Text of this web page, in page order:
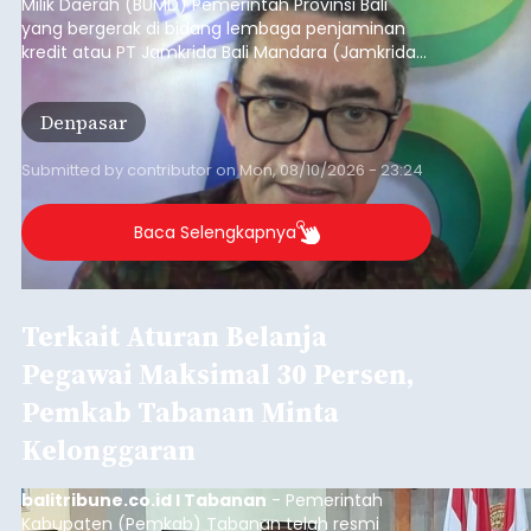
Milik Daerah (BUMD) Pemerintah Provinsi Bali
yang bergerak di bidang lembaga penjaminan
kredit atau PT Jamkrida Bali Mandara (Jamkrida
Bali) telah mencatatkan penjaminan kredit
kepada 549 ribu usaha mikro, kecil dan
menengah (UMKM) di Bali.
Denpasar
Submitted by contributor onMon, 08/10/2026 - 23:24
Baca Selengkapnya
Terkait Aturan Belanja
Pegawai Maksimal 30 Persen,
Pemkab Tabanan Minta
Kelonggaran
balitribune.co.id I Tabanan - Pemerintah
Kabupaten (Pemkab) Tabanan telah resmi